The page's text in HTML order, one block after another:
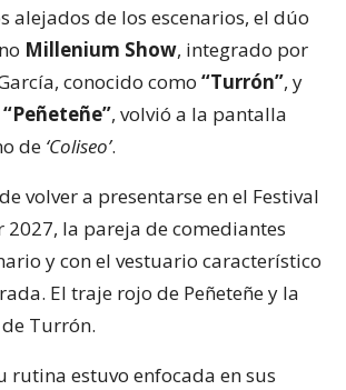
alejados de los escenarios, el dúo
Millenium Show, integrado por
conocido como “Turrón”, y
“Peñeteñe”, volvió a la pantalla
de ‘Coliseo’.
volver a presentarse en el Festival
2027, la pareja de comediantes
y con el vestuario característico
El traje rojo de Peñeteñe y la
Turrón.
rutina estuvo enfocada en sus